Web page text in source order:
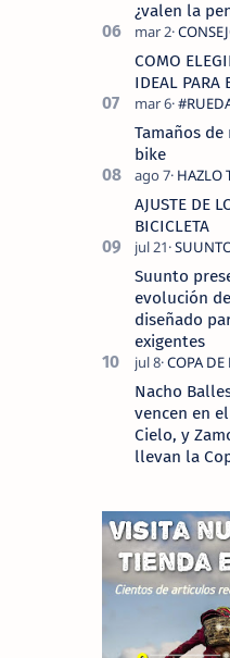
¿valen la
COMO
IDEAL PARA
Tamaños
bike
AJUSTE DE
BICICLETA
Suunto
evolución
diseñado
exigentes
Nacho
vencen en
Cielo, y
llevan la